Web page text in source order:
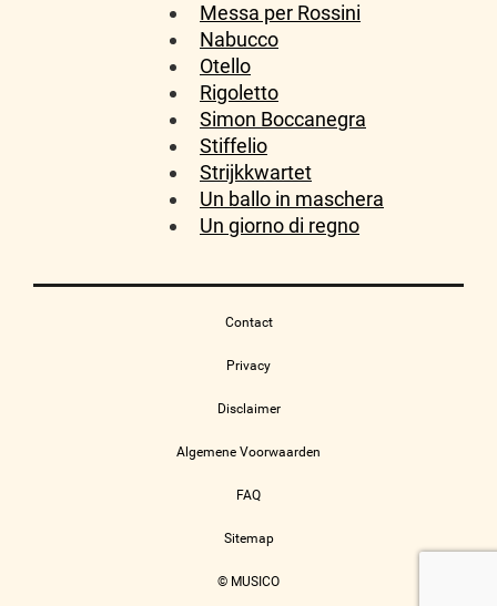
Messa per Rossini
Nabucco
Otello
Rigoletto
Simon Boccanegra
Stiffelio
Strijkkwartet
Un ballo in maschera
Un giorno di regno
Contact
Privacy
Disclaimer
Algemene Voorwaarden
FAQ
Sitemap
© MUSICO